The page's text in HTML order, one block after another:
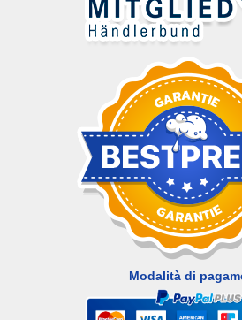
Modalità di